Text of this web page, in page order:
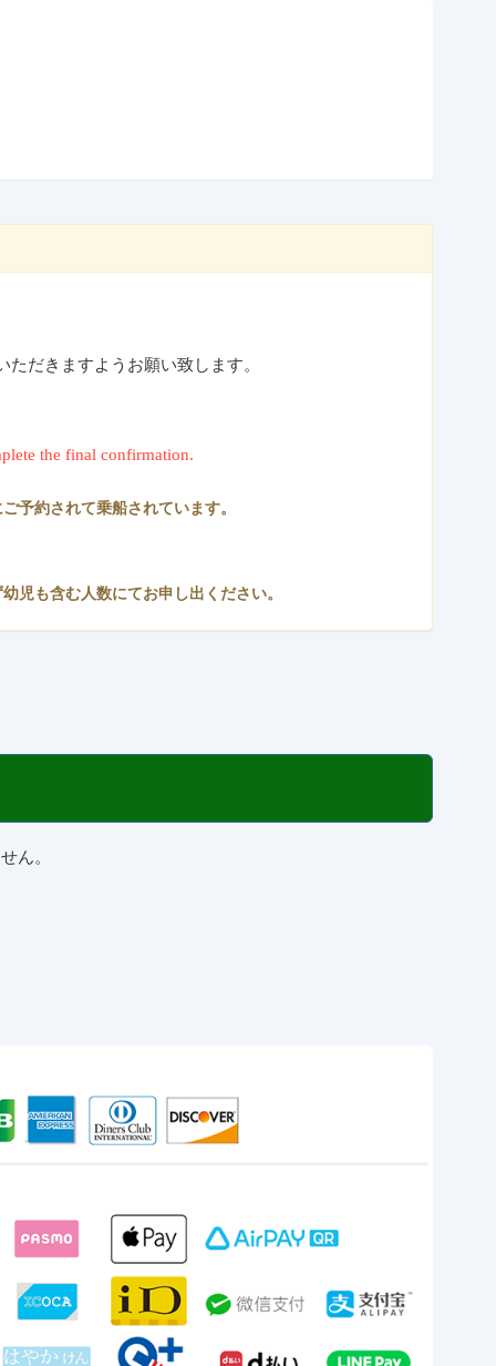
だきますようお願い致します。
the final confirmation.
予約されて乗船されています。
児も含む人数にてお申し出ください。
ん。